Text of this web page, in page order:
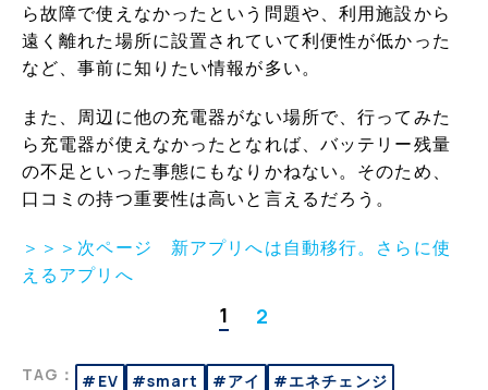
ら故障で使えなかったという問題や、利用施設から
遠く離れた場所に設置されていて利便性が低かった
など、事前に知りたい情報が多い。
また、周辺に他の充電器がない場所で、行ってみた
ら充電器が使えなかったとなれば、バッテリー残量
の不足といった事態にもなりかねない。そのため、
口コミの持つ重要性は高いと言えるだろう。
＞＞＞次ページ 新アプリへは自動移行。さらに使
えるアプリへ
1 2
TAG： #EV #smart #アイ #エネチェンジ